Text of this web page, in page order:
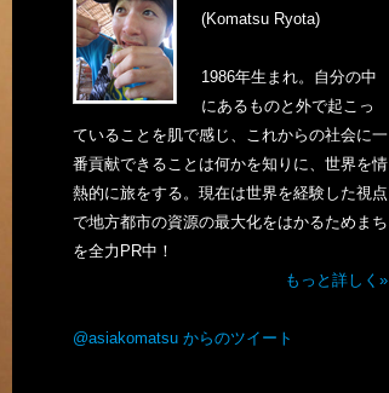
(Komatsu Ryota)
1986年生まれ。自分の中
にあるものと外で起こっ
ていることを肌で感じ、これからの社会に一
番貢献できることは何かを知りに、世界を情
熱的に旅をする。現在は世界を経験した視点
で地方都市の資源の最大化をはかるためまち
を全力PR中！
もっと詳しく»
@asiakomatsu からのツイート